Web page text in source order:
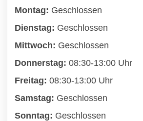
Montag: Geschlossen
Dienstag: Geschlossen
Mittwoch: Geschlossen
Donnerstag: 08:30-13:00 Uhr
Freitag: 08:30-13:00 Uhr
Samstag: Geschlossen
Sonntag: Geschlossen